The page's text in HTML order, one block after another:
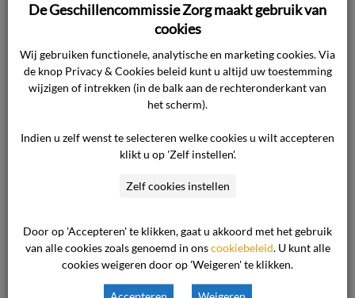
internist in verband met een afwijkend
bloedbeeld en chronische
vermoeidheidsklachten. Tijdens het consult van
veel gevraagd. Door een uitgebreide anamnese
somatische factoren ook mogelijke functionele
spelen bij de klachten van de cliënte. Vervolgens
heeft hij de cliënte lichamelijk onderzocht.
De Geschillencommissie Zorg maakt gebruik van
cookies
Wij gebruiken functionele, analytische en marketing cookies. Via
de knop Privacy & Cookies beleid kunt u altijd uw toestemming
wijzigen of intrekken (in de balk aan de rechteronderkant van
het scherm).
Indien u zelf wenst te selecteren welke cookies u wilt accepteren
klikt u op 'Zelf instellen'.
Zelf cookies instellen
Door op 'Accepteren' te klikken, gaat u akkoord met het gebruik
van alle cookies zoals genoemd in onscookiebeleid. U kunt alle
cookies weigeren door op 'Weigeren' te klikken.